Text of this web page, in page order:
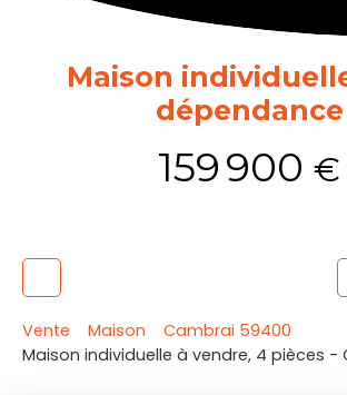
Maison
dépendance
159 900 €
Vente Maison
Cambrai 59400
Maison individuelle à vendre, 4 pièces -